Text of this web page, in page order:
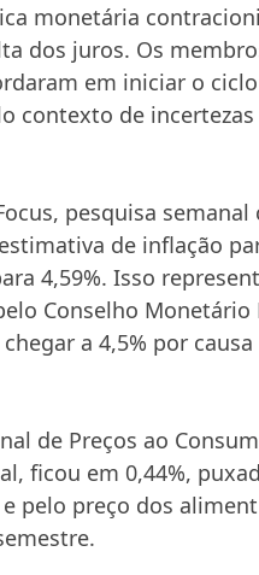
monetária
dos juros. Os
em iniciar o
contexto de
pesquisa
de inflação
4,59%. Isso
Conselho Monetário
a 4,5% por
de Preços ao
ficou em 0,44%,
pelo preço dos